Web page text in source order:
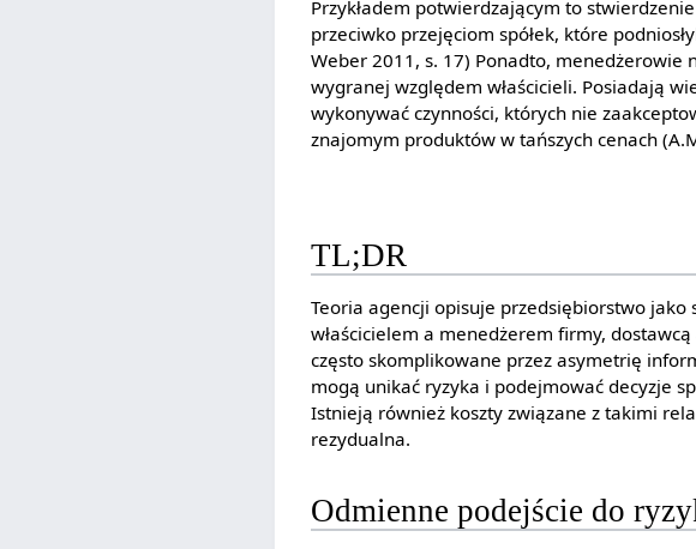
Przykładem potwierdzającym to
przeciwko przejęciom spółek, które
Weber 2011, s. 17) Ponadto, menedżerowie
wygranej względem właścicieli. Posiadają
wykonywać czynności, których nie
znajomym produktów w tańszych cenach
TL;DR
Teoria agencji opisuje przedsiębiorstwo
właścicielem a menedżerem firmy,
często skomplikowane przez asymetrię
mogą unikać ryzyka i podejmować decyzje
Istnieją również koszty związane z takimi
rezydualna.
Odmienne podejście do